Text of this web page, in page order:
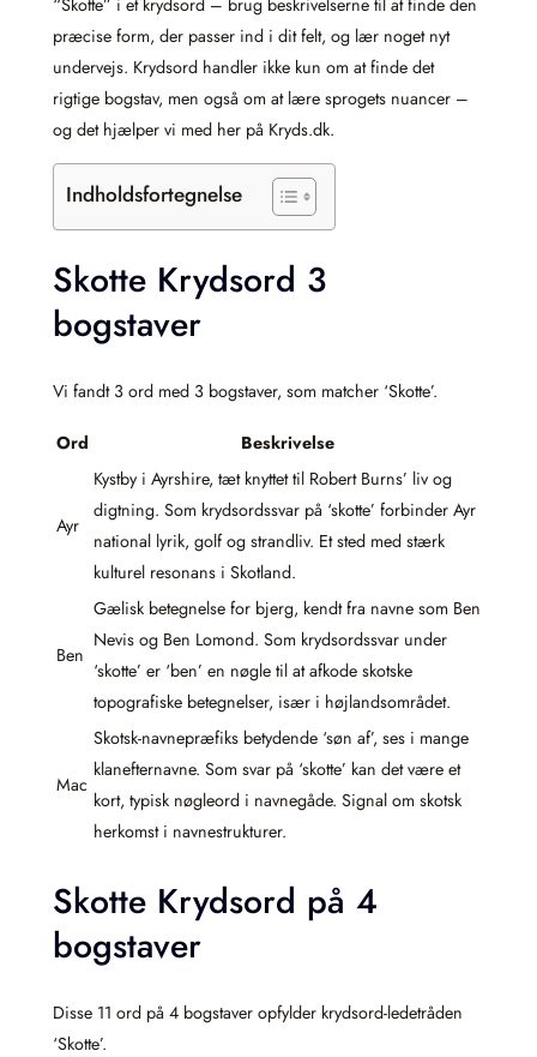
“Skotte” i et krydsord – brug beskrivelserne til at finde den
præcise form, der passer ind i dit felt, og lær noget nyt
undervejs. Krydsord handler ikke kun om at finde det
rigtige bogstav, men også om at lære sprogets nuancer –
og det hjælper vi med her på Kryds.dk.
Indholdsfortegnelse
Skotte Krydsord 3
bogstaver
Vi fandt 3 ord med 3 bogstaver, som matcher ‘Skotte’.
Ord Beskrivelse
Ayr
Kystby i Ayrshire, tæt knyttet til Robert Burns’ liv og
digtning. Som krydsordssvar på ‘skotte’ forbinder Ayr
national lyrik, golf og strandliv. Et sted med stærk
kulturel resonans i Skotland.
Ben
Gælisk betegnelse for bjerg, kendt fra navne som Ben
Nevis og Ben Lomond. Som krydsordssvar under
‘skotte’ er ‘ben’ en nøgle til at afkode skotske
topografiske betegnelser, især i højlandsområdet.
Mac
Skotsk-navnepræfiks betydende ‘søn af’, ses i mange
klanefternavne. Som svar på ‘skotte’ kan det være et
kort, typisk nøgleord i navnegåde. Signal om skotsk
herkomst i navnestrukturer.
Skotte Krydsord på 4
bogstaver
Disse 11 ord på 4 bogstaver opfylder krydsord-ledetråden
‘Skotte’.